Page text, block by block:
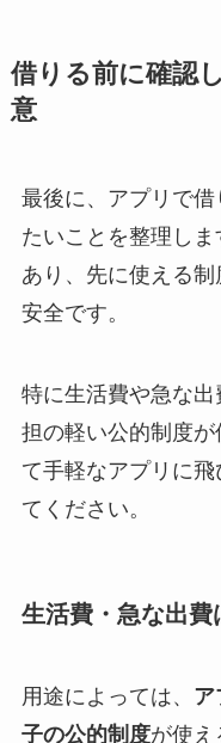
借りる前に確認
意
最後に、アプリで
たいことを整理しま
あり、先に使える
安全です。
特に生活費や急な
担の軽い公的制度
て手軽なアプリに
てください。
生活費・急な出
用途によっては、 ア
子の公的制度が使え